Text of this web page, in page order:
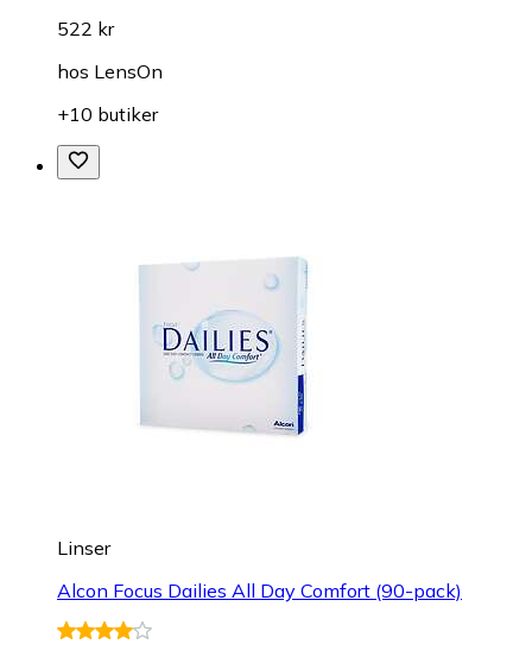
522 kr
hos LensOn
+10 butiker
Linser
Alcon Focus Dailies All Day Comfort (90-pack)